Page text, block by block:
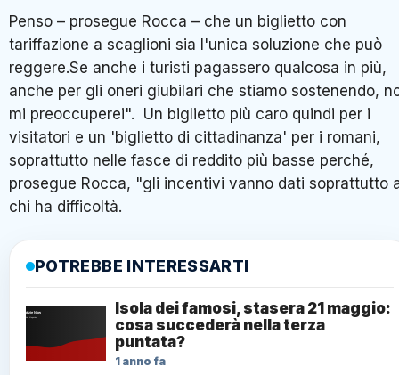
Penso – prosegue Rocca – che un biglietto con
tariffazione a scaglioni sia l'unica soluzione che può
reggere.Se anche i turisti pagassero qualcosa in più,
anche per gli oneri giubilari che stiamo sostenendo,
mi preoccuperei". Un biglietto più caro quindi per i
visitatori e un 'biglietto di cittadinanza' per i romani,
soprattutto nelle fasce di reddito più basse perché,
prosegue Rocca, "gli incentivi vanno dati soprattutto
chi ha difficoltà.
POTREBBE INTERESSARTI
Isola dei famosi, stasera 21 maggio:
cosa succederà nella terza
puntata?
1 anno fa